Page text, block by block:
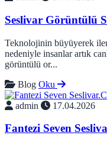
Seslivar Görüntülü
Teknolojinin büyüyerek
nedeniyle insanlar artık
görüntülü or...
Blog Oku
admin 17.04.2026
Fantezi Seven